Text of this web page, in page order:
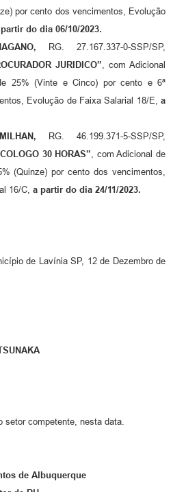
por cento dos vencimentos, Evolução
do dia 06/10/2023.
RG. 27.167.337-0-SSP/SP,
JURIDICO”, com Adicional
25% (Vinte e Cinco) por cento e 6ª
Evolução de Faixa Salarial 18/E, a
RG. 46.199.371-5-SSP/SP,
30 HORAS”, com Adicional de
(Quinze) por cento dos vencimentos,
16/C, a partir do dia 24/11/2023.
de Lavínia SP, 12 de Dezembro de
setor competente, nesta data.
de Albuquerque